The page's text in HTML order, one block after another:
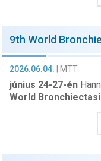
9th World
2026.06.04. MTT
június 24-27-én
World